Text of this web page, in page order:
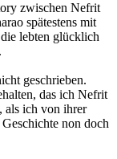
zwischen Nefrit
spätestens mit
lebten glücklich
geschrieben.
das ich Nefrit
als ich von ihrer
non doch